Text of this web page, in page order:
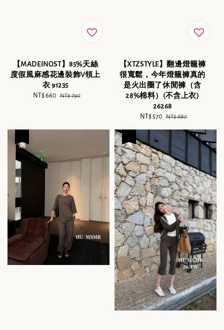
【MADEINOST】85%天絲
度假風麻感花邊裝飾V領上
衣 91235
Sale
NT$ 660 Regular
NT$ 790
【XTZSTYLE】翻邊燈籠褲
很寬鬆，今年燈籠褲真的
是火出圈了休閒褲（含
28%棉料）(不含上衣)
26268
Sale
NT$ 570 Regular
NT$ 680